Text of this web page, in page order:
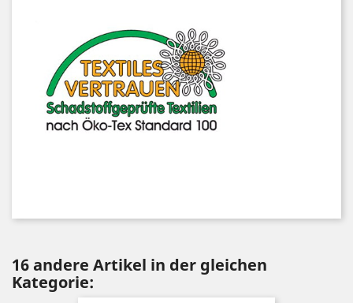
16 andere Artikel in der gleichen
Kategorie: